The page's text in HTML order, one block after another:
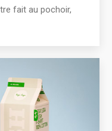
fait au pochoir,